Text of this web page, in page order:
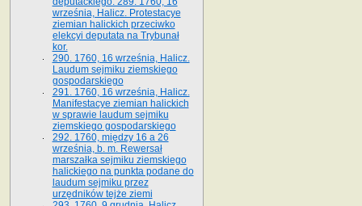
września, Halicz. Protestacye
ziemian halickich przeciwko
elekcyi deputata na Trybunał
kor.
290. 1760, 16 września, Halicz.
Laudum sejmiku ziemskiego
gospodarskiego
291. 1760, 16 września, Halicz.
Manifestacye ziemian halickich
w sprawie laudum sejmiku
ziemskiego gospodarskiego
292. 1760, między 16 a 26
września, b. m. Rewersał
marszałka sejmiku ziemskiego
halickiego na punkta podane do
laudum sejmiku przez
urzędników tejże ziemi